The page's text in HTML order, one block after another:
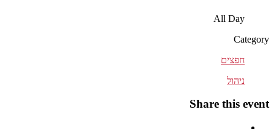
All Day
Category
חפצים
ניהול
Share this event